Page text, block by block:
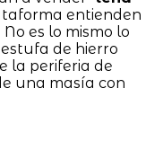
entienden
es lo mismo lo
de hierro
la periferia de
una masía con